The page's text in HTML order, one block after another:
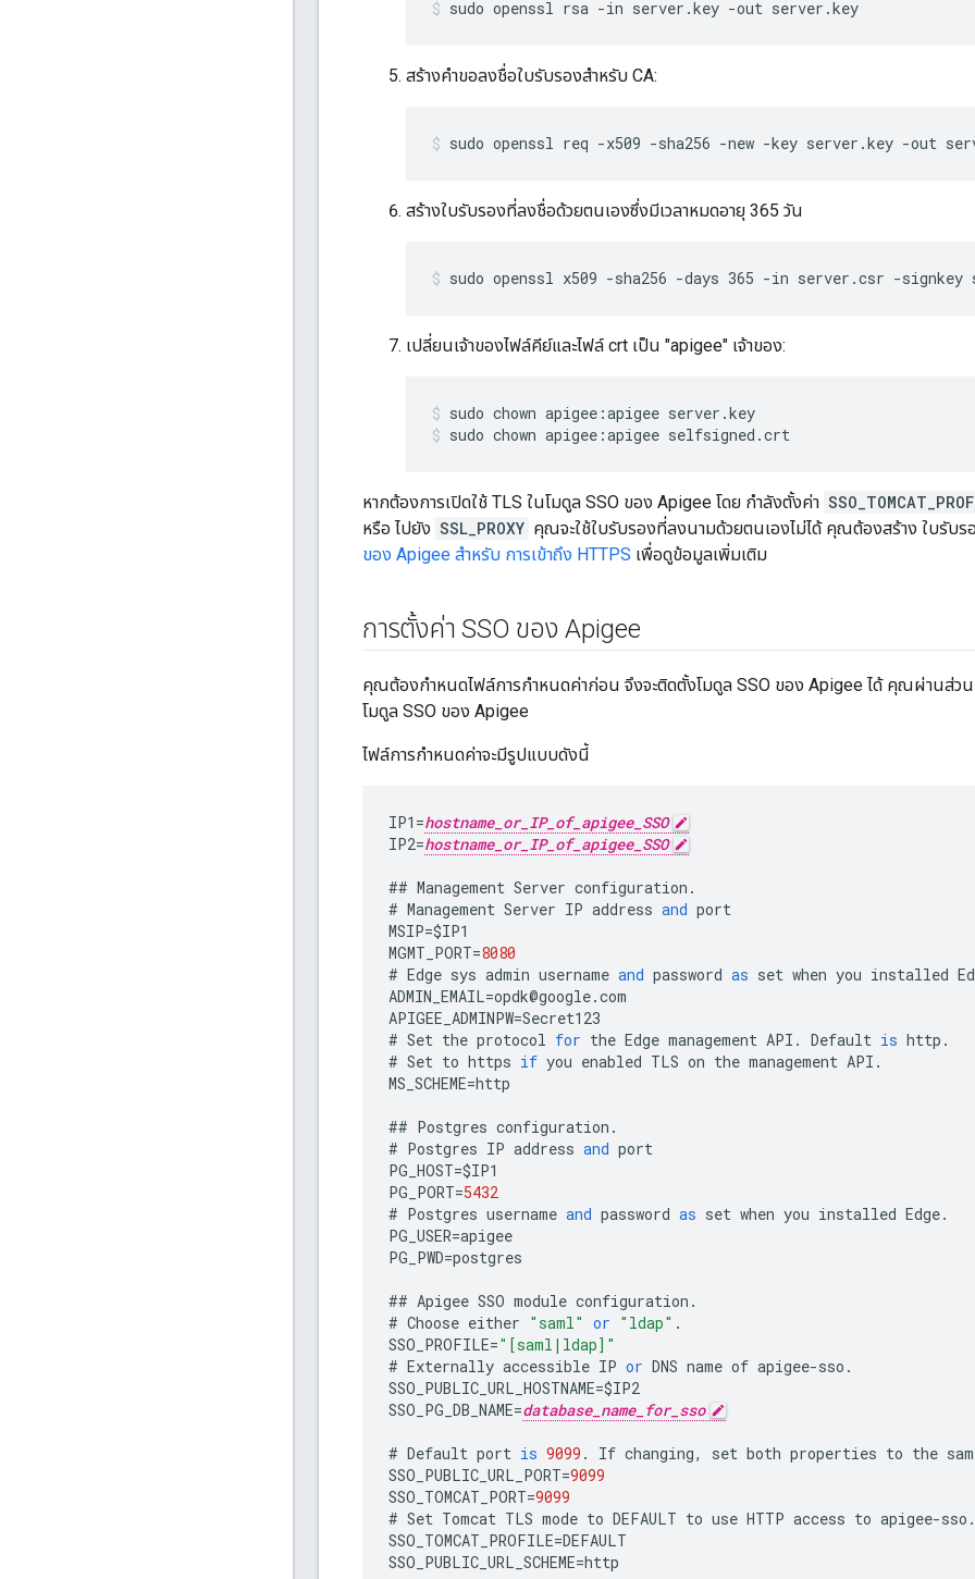
sudo openssl rsa -in server.key -out server.key
สร้างคำขอลงชื่อใบรับรองสำหรับ CA:
sudo openssl req -x509 -sha256 -new -key server.key -out
สร้างใบรับรองที่ลงชื่อด้วยตนเองซึ่งมีเวลาหมดอายุ 365 วัน
sudo openssl x509 -sha256 -days 365 -in server.csr -
เปลี่ยนเจ้าของไฟล์คีย์และไฟล์ crt เป็น "apigee" เจ้าของ:
sudo chown apigee:apigee selfsigned.crt
หากต้องการเปิดใช้ TLS ในโมดูล SSO ของ Apigee โดย กำลังตั้งค่า
หรือ ไปยัง SSL_PROXY คุณจะใช้ใบรับรองที่ลงนามด้วยตนเองไม่ได้ คุณต้องสร้าง ใบรับร
ของ Apigee สำหรับ การเข้าถึง HTTPS เพื่อดูข้อมูลเพิ่มเติม
การตั้งค่า SSO ของ Apigee
คุณต้องกำหนดไฟล์การกำหนดค่าก่อน จึงจะติดตั้งโมดูล SSO ของ Apigee ได้ คุณผ่านส่ว
โมดูล SSO ของ Apigee
ไฟล์การกำหนดค่าจะมีรูปแบบดังนี้
IP1 =hostname_or_IP_of_apigee_SSO
IP2=hostname_or_IP_of_apigee_SSO
## Management Server configuration .
# Management Server IP address and port
MSIP=$IP1
MGMT_PORT=8080
# Edge sys admin username and password as set when you installed
ADMIN_EMAIL=opdk@google.com
APIGEE_ADMINPW=Secret123
# Set the protocol for the Edge management API . Default is http .
# Set to https if you enabled TLS on the management API .
MS_SCHEME=http
## Postgres configuration .
# Postgres IP address and port
PG_HOST=$IP1
PG_PORT=5432
# Postgres username and password as set when you installed Edge.
PG_USER=apigee
PG_PWD=postgres
## Apigee SSO module configuration .
# Choose either "saml" or "ldap" .
SSO_PROFILE="[saml|ldap]"
# Externally accessible IP or DNS name of apigee-sso .
SSO_PUBLIC_URL_HOSTNAME=$IP2
SSO_PG_DB_NAME=database_name_for_sso
# Default port is 9099 . If changing, set both properties to the
SSO_PUBLIC_URL_PORT=9099
SSO_TOMCAT_PORT=9099
# Set Tomcat TLS mode to DEFAULT to use HTTP access to apigee-sso .
SSO_TOMCAT_PROFILE=DEFAULT
SSO_PUBLIC_URL_SCHEME=http